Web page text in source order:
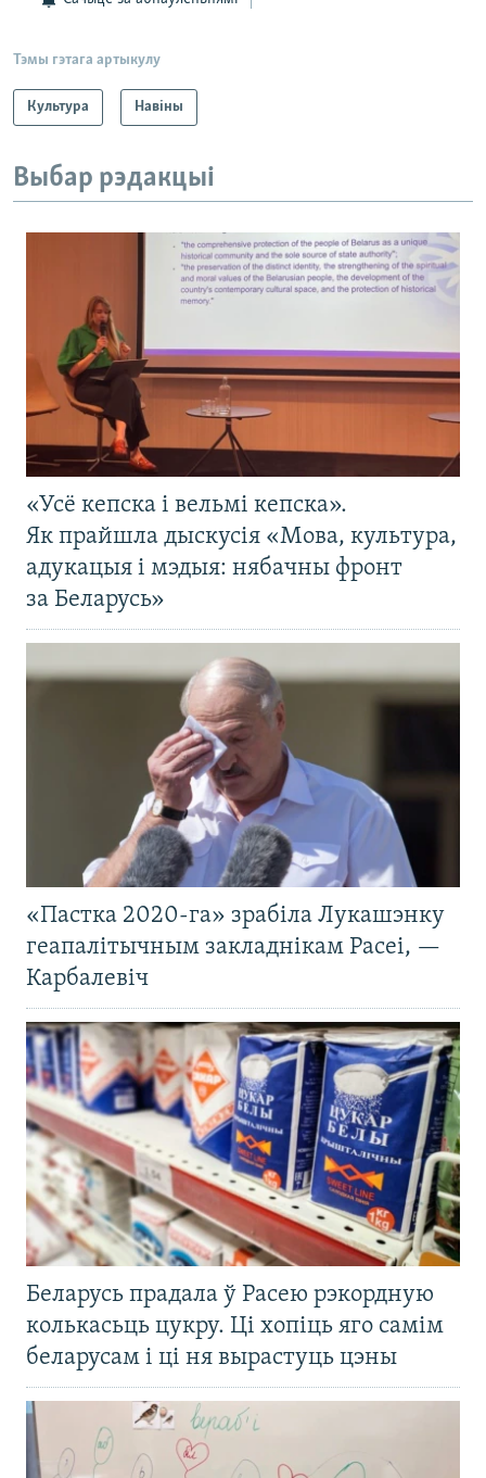
Тэмы гэтага артыкулу
Культура Навіны
Выбар рэдакцыі
«Усё кепска і вельмі кепска».
Як прайшла дыскусія «Мова, культура,
адукацыя і мэдыя: нябачны фронт
за Беларусь»
«Пастка 2020-га» зрабіла Лукашэнку
геапалітычным закладнікам Расеі, —
Карбалевіч
Беларусь прадала ў Расею рэкордную
колькасьць цукру. Ці хопіць яго самім
беларусам і ці ня вырастуць цэны